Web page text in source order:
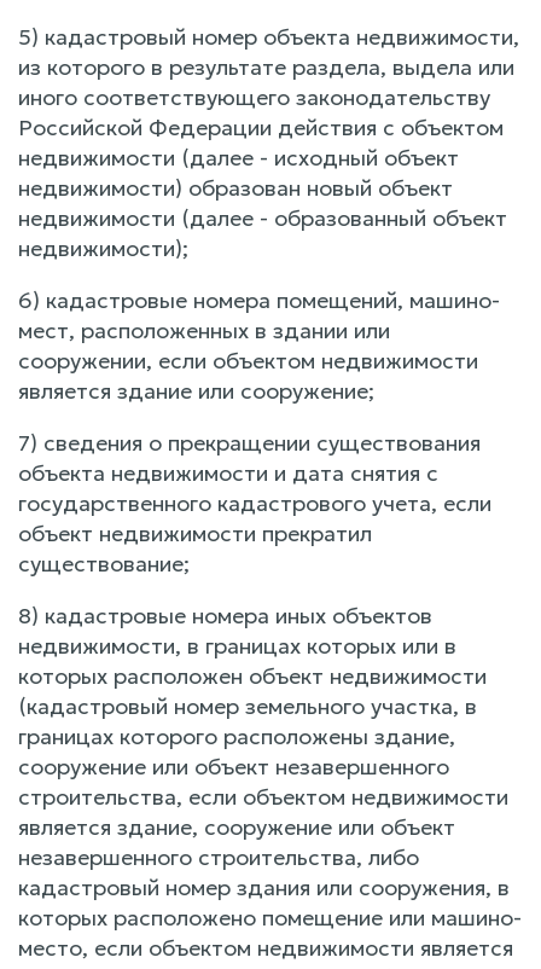
5) кадастровый номер объекта недвижимости,
из которого в результате раздела, выдела или
иного соответствующего законодательству
Российской Федерации действия с объектом
недвижимости (далее - исходный объект
недвижимости) образован новый объект
недвижимости (далее - образованный объект
недвижимости);
6) кадастровые номера помещений, машино-
мест, расположенных в здании или
сооружении, если объектом недвижимости
является здание или сооружение;
7) сведения о прекращении существования
объекта недвижимости и дата снятия с
государственного кадастрового учета, если
объект недвижимости прекратил
существование;
8) кадастровые номера иных объектов
недвижимости, в границах которых или в
которых расположен объект недвижимости
(кадастровый номер земельного участка, в
границах которого расположены здание,
сооружение или объект незавершенного
строительства, если объектом недвижимости
является здание, сооружение или объект
незавершенного строительства, либо
кадастровый номер здания или сооружения, в
которых расположено помещение или машино-
место, если объектом недвижимости является